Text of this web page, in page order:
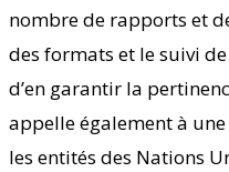
nombre de rapports et
des formats et le suivi
d’en garantir la
appelle également à
les entités des Nations